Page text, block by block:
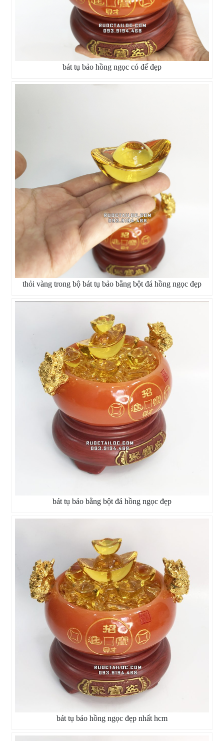
bát tụ bảo hồng ngọc có đế đẹp
thỏi vàng trong bộ bát tụ bảo bằng bột đá hồng ngọc đẹp
bát tụ bảo bằng bột đá hồng ngọc đẹp
bát tụ bảo hồng ngọc đẹp nhất hcm